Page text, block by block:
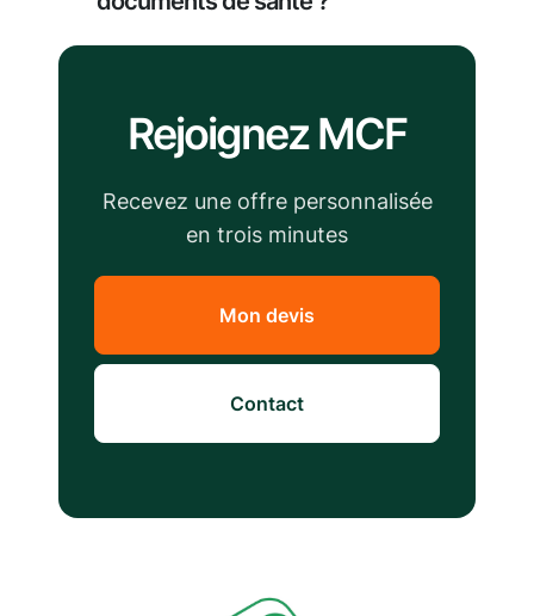
Rejoignez MCF
Recevez une offre personnalisée
en trois minutes
Mon devis
Contact